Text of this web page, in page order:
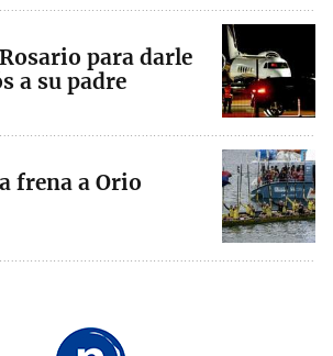
para darle
a su padre
frena a Orio